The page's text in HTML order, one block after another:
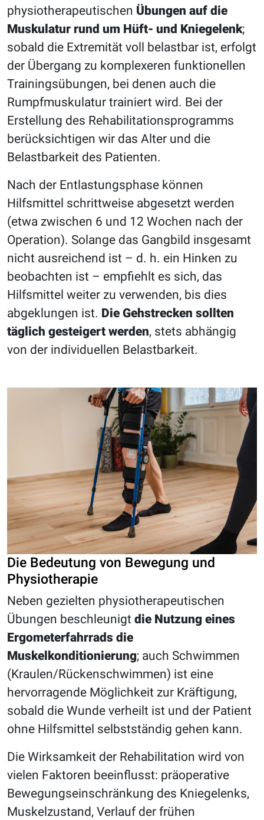
physiotherapeutischen Übungen auf die
Muskulatur rund um Hüft- und Kniegelenk;
sobald die Extremität voll belastbar ist, erfolgt
der Übergang zu komplexeren funktionellen
Trainingsübungen, bei denen auch die
Rumpfmuskulatur trainiert wird. Bei der
Erstellung des Rehabilitationsprogramms
berücksichtigen wir das Alter und die
Belastbarkeit des Patienten.
Nach der Entlastungsphase können
Hilfsmittel schrittweise abgesetzt werden
(etwa zwischen 6 und 12 Wochen nach der
Operation). Solange das Gangbild insgesamt
nicht ausreichend ist – d. h. ein Hinken zu
beobachten ist – empfiehlt es sich, das
Hilfsmittel weiter zu verwenden, bis dies
abgeklungen ist. Die Gehstrecken sollten
täglich gesteigert werden, stets abhängig
von der individuellen Belastbarkeit.
Die Bedeutung von Bewegung und
Physiotherapie
Neben gezielten physiotherapeutischen
Übungen beschleunigt die Nutzung eines
Ergometerfahrrads die
Muskelkonditionierung; auch Schwimmen
(Kraulen/Rückenschwimmen) ist eine
hervorragende Möglichkeit zur Kräftigung,
sobald die Wunde verheilt ist und der Patient
ohne Hilfsmittel selbstständig gehen kann.
Die Wirksamkeit der Rehabilitation wird von
vielen Faktoren beeinflusst: präoperative
Bewegungseinschränkung des Kniegelenks,
Muskelzustand, Verlauf der frühen